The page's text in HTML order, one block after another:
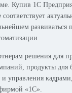
Купив 1С
развиваться
решения для
продукты для
и управления
«1С».